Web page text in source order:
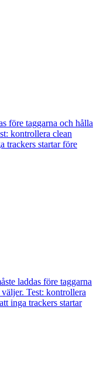
före taggarna och hålla
kontrollera clean
trackers startar före
laddas före taggarna
Test: kontrollera
inga trackers startar